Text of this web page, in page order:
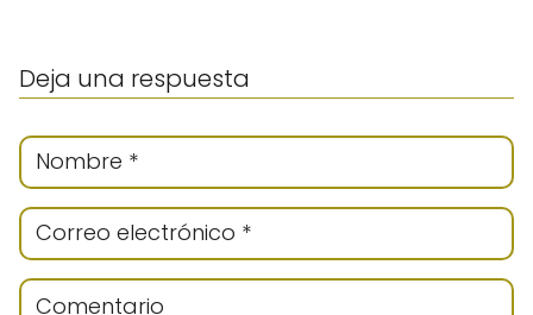
Deja una respuesta